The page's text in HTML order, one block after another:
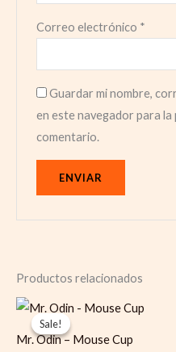
Correo electrónico *
Guardar mi nombre,
en este navegador para la
comentario.
Productos relacionados
Sale!
Sale!
Mr. Odin – Mouse Cup
Original
price
was:
$ 16.000.
Current
price
$ 13.800.